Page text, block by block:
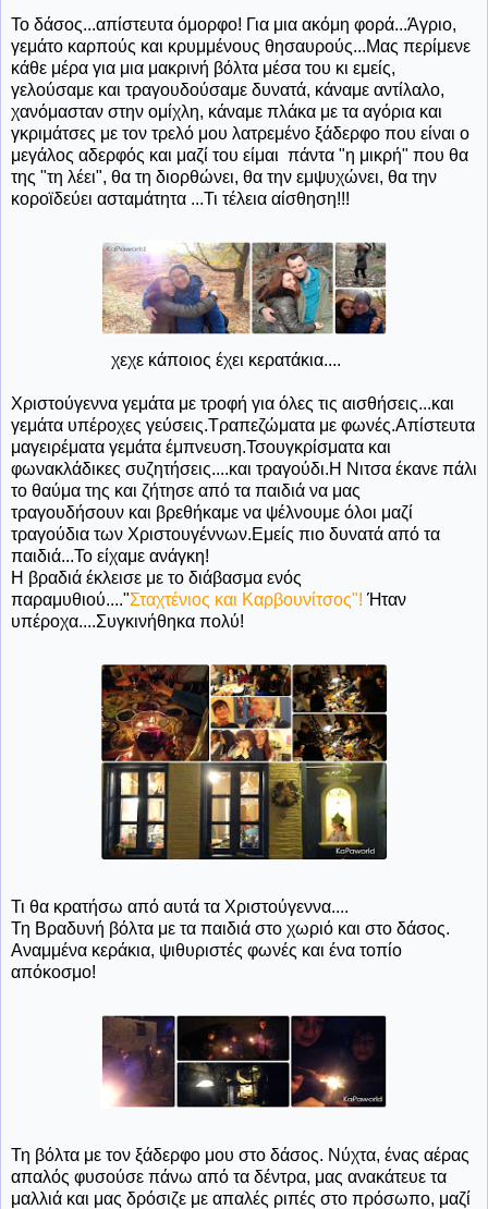
Το δάσος...απίστευτα όμορφο! Για μια ακόμη φορά...Άγριο,
γεμάτο καρπούς και κρυμμένους θησαυρούς...Μας περίμενε
κάθε μέρα για μια μακρινή βόλτα μέσα του κι εμείς,
γελούσαμε και τραγουδούσαμε δυνατά, κάναμε αντίλαλο,
χανόμασταν στην ομίχλη, κάναμε πλάκα με τα αγόρια και
γκριμάτσες με τον τρελό μου λατρεμένο ξάδερφο που είναι ο
μεγάλος αδερφός και μαζί του είμαι πάντα "η μικρή" που θα
της "τη λέει", θα τη διορθώνει, θα την εμψυχώνει, θα την
κοροϊδεύει ασταμάτητα ...Τι τέλεια αίσθηση!!!
χεχε κάποιος έχει κερατάκια....
Χριστούγεννα γεμάτα με τροφή για όλες τις αισθήσεις...και
γεμάτα υπέροχες γεύσεις.Τραπεζώματα με φωνές.Απίστευτα
μαγειρέματα γεμάτα έμπνευση.Τσουγκρίσματα και
φωνακλάδικες συζητήσεις....και τραγούδι.Η Νιτσα έκανε πάλι
το θαύμα της και ζήτησε από τα παιδιά να μας
τραγουδήσουν και βρεθήκαμε να ψέλνουμε όλοι μαζί
τραγούδια των Χριστουγέννων.Εμείς πιο δυνατά από τα
παιδιά...Το είχαμε ανάγκη!
Η βραδιά έκλεισε με το διάβασμα ενός
παραμυθιού...."Σταχτένιος και Καρβουνίτσος"! Ήταν
υπέροχα....Συγκινήθηκα πολύ!
Τι θα κρατήσω από αυτά τα Χριστούγεννα....
Τη Βραδυνή βόλτα με τα παιδιά στο χωριό και στο δάσος.
Αναμμένα κεράκια, ψιθυριστές φωνές και ένα τοπίο
απόκοσμο!
Τη βόλτα με τον ξάδερφο μου στο δάσος. Νύχτα, ένας αέρας
απαλός φυσούσε πάνω από τα δέντρα, μας ανακάτευε τα
μαλλιά και μας δρόσιζε με απαλές ριπές στο πρόσωπο, μαζί